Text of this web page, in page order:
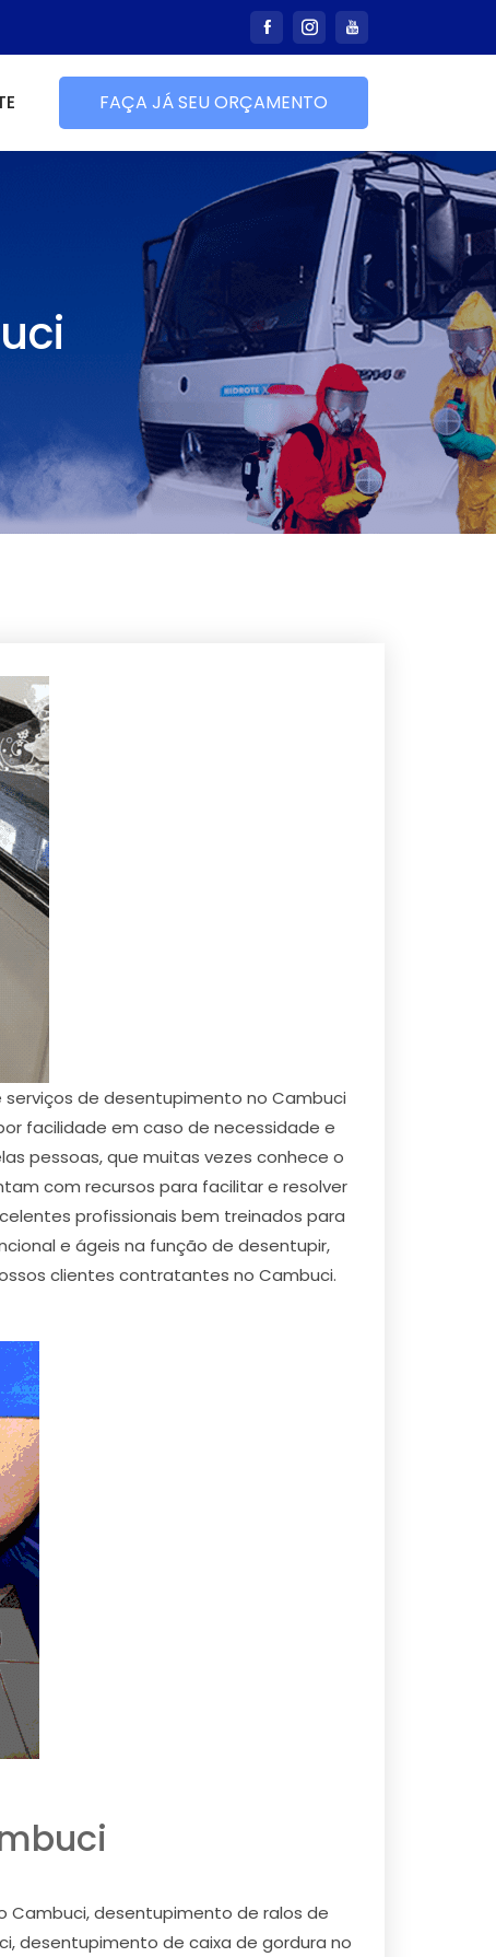
FAÇA JÁ SEU ORÇAMENTO
de desentupimento no Cambuci
facilidade em caso de necessidade e
pessoas, que muitas vezes conhece o
com recursos para facilitar e resolver
profissionais bem treinados para
e ágeis na função de desentupir,
clientes contratantes no Cambuci.
Cambuci, desentupimento de ralos de
desentupimento de caixa de gordura no